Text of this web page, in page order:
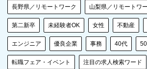
長野県／リモートワーク 山梨県／リモートワ
第二新卒 未経験者OK 女性 不動産
エンジニア 優良企業 事務 40代
転職フェア・イベント 注目の求人検索ワード